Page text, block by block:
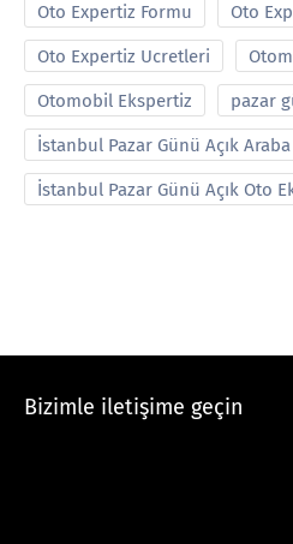
Oto Expertiz Formu Oto
Oto Expertiz Ucretleri
Otomobil Ekspertiz pazar
İstanbul Pazar Günü Açık
İstanbul Pazar Günü Açık Oto
Bizimle iletişime geçin